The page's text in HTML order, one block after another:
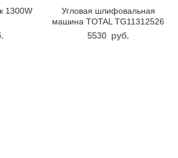
1300W
Угловая шлифовальная
машина TOTAL TG11312526
5530 руб.